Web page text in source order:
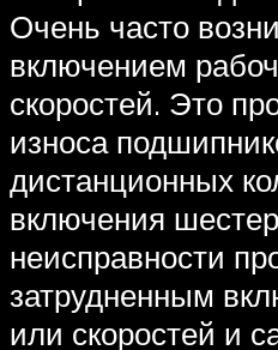
Очень часто
включением
скоростей. Это
износа
дистанционных
включения
неисправности
затрудненным
или скоростей и